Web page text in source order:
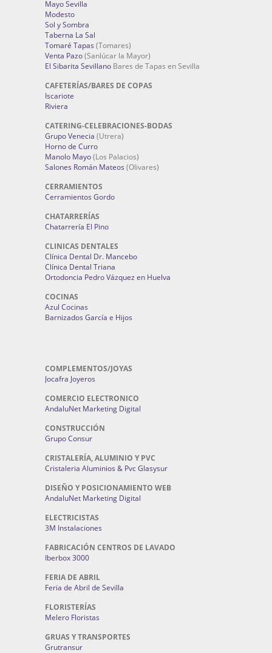
Mayo Sevilla
Modesto
Sol y Sombra
Taberna La Sal
Tomaré Tapas (Tomares)
Venta Pazo(Sanlúcar la Mayor)
El Sibarita Sevillano Bares de Tapas en Sevilla
CAFETERÍAS/BARES DE COPAS
Iscariote
Riviera
CATERING-CELEBRACIONES-BODAS
Grupo Venecia (Utrera)
Horno de Curro
Manolo Mayo(Los Palacios)
Salones Román Mateos (Olivares)
CERRAMIENTOS
Cerramientos Gordo
CHATARRERÍAS
Chatarrería El Pino
CLINICAS DENTALES
Clínica Dental Dr. Mancebo
Clínica Dental Triana
Ortodoncia Pedro Vázquez en Huelva
COCINAS
Azul Cocinas
Barnizados García e Hijos
COMPLEMENTOS/JOYAS
Jocafra Joyeros
COMERCIO ELECTRONICO
AndaluNet Marketing Digital
CONSTRUCCIÓN
Grupo Consur
CRISTALERÍA, ALUMINIO Y PVC
Cristaleria Aluminios & Pvc Glasysur
DISEÑO Y POSICIONAMIENTO WEB
AndaluNet Marketing Digital
ELECTRICISTAS
3M Instalaciones
FABRICACIÓN CENTROS DE LAVADO
Iberbox 3000
FERIA DE ABRIL
Feria de Abril de Sevilla
FLORISTERÍAS
Melero Floristas
GRUAS Y TRANSPORTES
Grutransur